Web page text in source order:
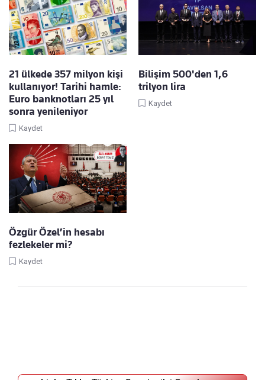
21 ülkede 357 milyon kişi
kullanıyor! Tarihi hamle:
Euro banknotları 25 yıl
sonra yenileniyor
Kaydet
Bilişim 500'den 1,6
trilyon lira
Kaydet
Özgür Özel’in hesabı
fezlekeler mi?
Kaydet